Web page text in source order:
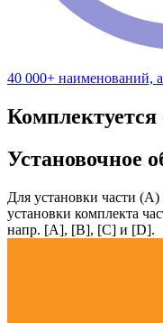
40 000+ наименований,
Установочное
Для установки части
установки комплекта
напр. [А], [B], [С] и [D].